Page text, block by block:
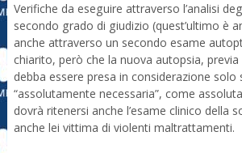
Verifiche da eseguire attraverso l’analisi
secondo grado di giudizio (quest’ultimo è
anche attraverso un secondo esame
chiarito, però che la nuova autopsia,
debba essere presa in considerazione solo
“assolutamente necessaria”, come
dovrà ritenersi anche l’esame clinico della
anche lei vittima di violenti maltrattamenti.